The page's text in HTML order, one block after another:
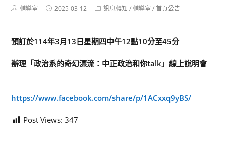
Post輔導室
Post2025-03-12
Post訊息轉知 / 輔導室 / 首頁公告
預訂於114年3月13日星期四中午12點10分至45分
辦理「政治系的奇幻漂流：中正政治和你talk」線上說明會
https://www.facebook.com/share/p/1ACxxq9yBS/
Post Views: 347